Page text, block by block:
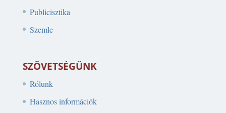
Publicisztika
Szemle
SZÖVETSÉGÜNK
Rólunk
Hasznos információk